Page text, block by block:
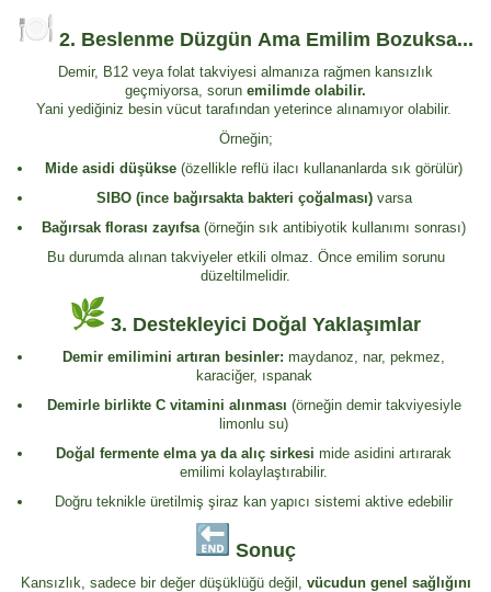
2. Beslenme Düzgün Ama Emilim Bozuksa...
Demir, B12 veya folat takviyesi almanıza rağmen kansızlık
geçmiyorsa, sorun emilimde olabilir.
Yani yediğiniz besin vücut tarafından yeterince alınamıyor olabilir.
Örneğin;
Mide asidi düşükse (özellikle reflü ilacı kullananlarda sık görülür)
SIBO (ince bağırsakta bakteri çoğalması)varsa
Bağırsak florası zayıfsa(örneğin sık antibiyotik kullanımı sonrası)
Bu durumda alınan takviyeler etkili olmaz. Önce emilim sorunu
düzeltilmelidir.
3. Destekleyici Doğal Yaklaşımlar
Demir emilimini artıran besinler: maydanoz, nar, pekmez,
karaciğer, ıspanak
Demirle birlikte C vitamini alınması (örneğin demir takviyesiyle
limonlu su)
Doğal fermente elma ya da alıç sirkesi mide asidini artırarak
emilimi kolaylaştırabilir.
Doğru teknikle üretilmiş şiraz kan yapıcı sistemi aktive edebilir
Sonuç
Kansızlık, sadece bir değer düşüklüğü değil, vücudun genel sağlığını